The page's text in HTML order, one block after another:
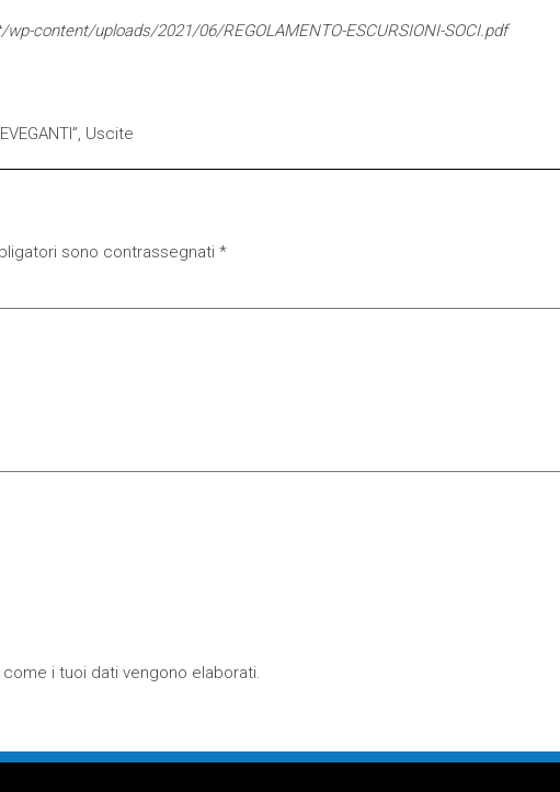
content/uploads/2021/06/REGOLAMENTO-ESCURSIONI-SOCI.pdf
, Uscite
sono contrassegnati *
i tuoi dati vengono elaborati.